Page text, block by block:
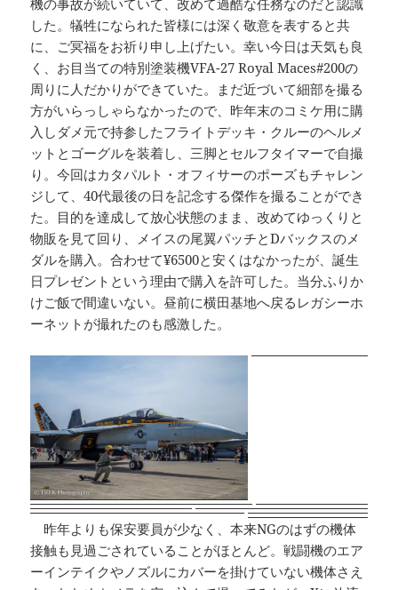
した。犠牲になられた皆様には深く敬意を表すると共
に、ご冥福をお祈り申し上げたい。幸い今日は天気も良
く、お目当ての特別塗装機VFA-27 Royal Maces#200の
周りに人だかりができていた。まだ近づいて細部を撮る
方がいらっしゃらなかったので、昨年末のコミケ用に購
入しダメ元で持参したフライトデッキ・クルーのヘルメ
ットとゴーグルを装着し、三脚とセルフタイマーで自撮
り。今回はカタパルト・オフィサーのポーズもチャレン
ジして、40代最後の日を記念する傑作を撮ることができ
た。目的を達成して放心状態のまま、改めてゆっくりと
物販を見て回り、メイスの尾翼パッチとDバックスのメ
ダルを購入。合わせて¥6500と安くはなかったが、誕生
日プレゼントという理由で購入を許可した。当分ふりか
けご飯で間違いない。昼前に横田基地へ戻るレガシーホ
ーネットが撮れたのも感激した。
昨年よりも保安要員が少なく、本来NGのはずの機体
接触も見過ごされていることがほとんど。戦闘機のエア
ーインテイクやノズルにカバーを掛けていない機体さえ